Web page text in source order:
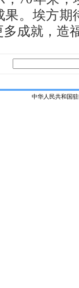
果。埃方
成就，造
中华人民共和国